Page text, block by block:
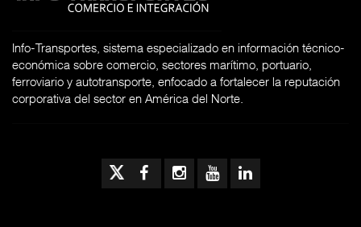
Info-Transportes, sistema especializado en información técnico-
económica sobre comercio, sectores marítimo, portuario,
ferroviario y autotransporte, enfocado a fortalecer la reputación
corporativa del sector en América del Norte.